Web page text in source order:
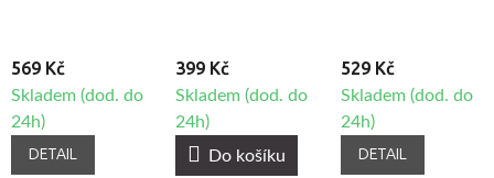
569 Kč
Skladem (dod. do
24h)
DETAIL
399 Kč
Skladem (dod. do
24h)
Do košíku
529 Kč
Skladem (dod. do
24h)
DETAIL